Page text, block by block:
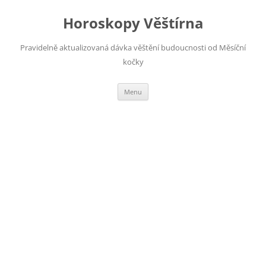
Horoskopy Věštírna
Pravidelně aktualizovaná dávka věštění budoucnosti od Měsíční
kočky
Menu